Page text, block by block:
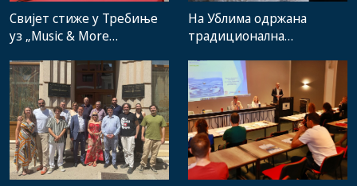
Свијет стиже у Требиње
уз „Music & More
На Ублима одржана
традиционална
убла 2026“